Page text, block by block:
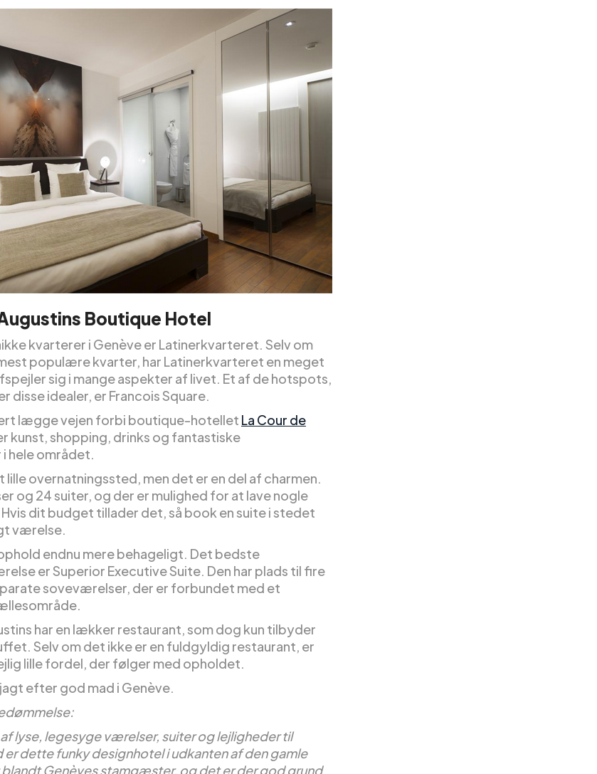
Boutique Hotel
kvarterer i Genève er Latinerkvarteret. Selv om
populære kvarter, har Latinerkvarteret en meget
sig i mange aspekter af livet. Et af de hotspots,
disse idealer, er Francois Square.
lægge vejen forbi boutique-hotellet La Cour de
kunst, shopping, drinks og fantastiske
hele området.
lille overnatningssted, men det er en del af charmen.
og 24 suiter, og der er mulighed for at lave nogle
dit budget tillader det, så book en suite i stedet
værelse.
endnu mere behageligt. Det bedste
er Superior Executive Suite. Den har plads til fire
soveværelser, der er forbundet med et
har en lækker restaurant, som dog kun tilbyder
Selv om det ikke er en fuldgyldig restaurant, er
lille fordel, der følger med opholdet.
jagt efter god mad i Genève.
af lyse, legesyge værelser, suiter og lejligheder til
dette funky designhotel i udkanten af den gamle
Genèves stamgæster, og det er der god grund